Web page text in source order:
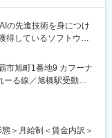
に、より貢献できるス
ームが当社の最大のビ
に対しては、経営革新
開発・販売しておりま
の先進技術を身につけ
得しているソフトウェ
）や外観検査、病理診
いた業務・開発効率化
市旭町1番地9 カフーナ
ーる線／旭橋駅受動喫
定める事業所
＞月給制＜賃金内訳＞